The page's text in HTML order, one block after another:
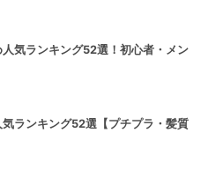
気ランキング52選！初心者・メン
ランキング52選【プチプラ・髪質